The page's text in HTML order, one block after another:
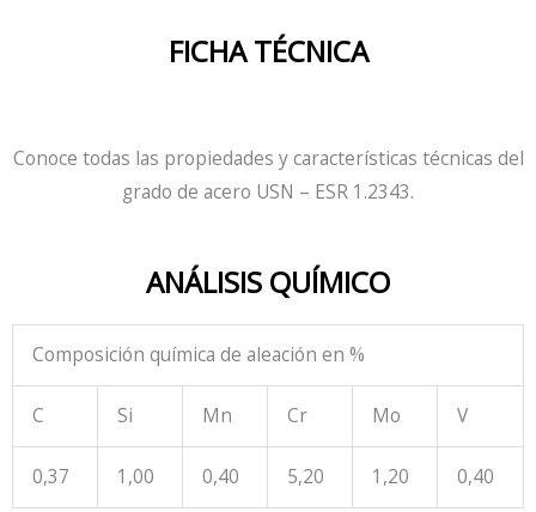
FICHA TÉCNICA
Conoce todas las propiedades y características técnicas del
grado de acero USN – ESR 1.2343.
ANÁLISIS QUÍMICO
Composición química de aleación en %
C Si Mn Cr Mo V
0,37 1,00 0,40 5,20 1,20 0,40